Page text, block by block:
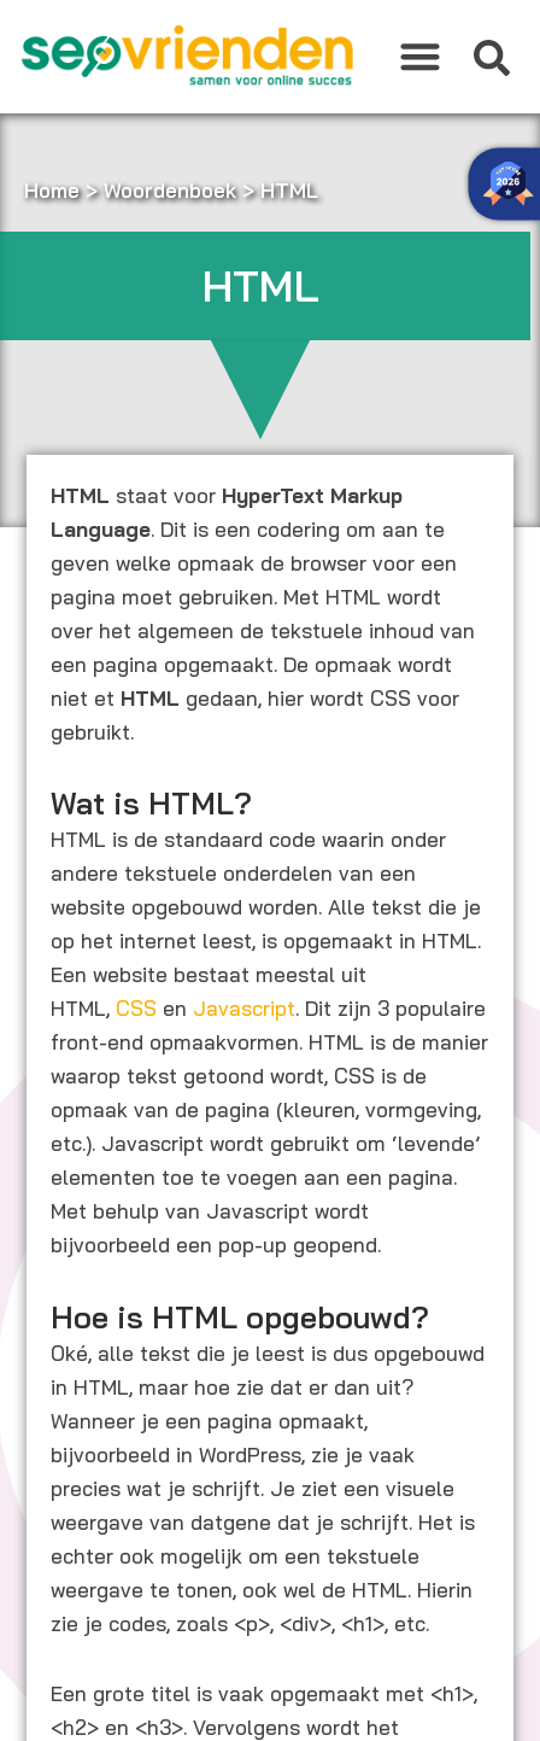
naar
inhoud
Home>Woordenboek>HTML
HTML
HTML staat voor HyperText Markup
Language. Dit is een codering om aan te
geven welke opmaak de browser voor een
pagina moet gebruiken. Met HTML wordt
over het algemeen de tekstuele inhoud van
een pagina opgemaakt. De opmaak wordt
niet et HTML gedaan, hier wordt CSS voor
gebruikt.
Wat is HTML?
HTML is de standaard code waarin onder
andere tekstuele onderdelen van een
website opgebouwd worden. Alle tekst die je
op het internet leest, is opgemaakt in HTML.
Een website bestaat meestal uit
HTML, CSS en Javascript. Dit zijn 3 populaire
front-end opmaakvormen. HTML is de manier
waarop tekst getoond wordt, CSS is de
opmaak van de pagina (kleuren, vormgeving,
etc.). Javascript wordt gebruikt om ‘levende’
elementen toe te voegen aan een pagina.
Met behulp van Javascript wordt
bijvoorbeeld een pop-up geopend.
Hoe is HTML opgebouwd?
Oké, alle tekst die je leest is dus opgebouwd
in HTML, maar hoe zie dat er dan uit?
Wanneer je een pagina opmaakt,
bijvoorbeeld in WordPress, zie je vaak
precies wat je schrijft. Je ziet een visuele
weergave van datgene dat je schrijft. Het is
echter ook mogelijk om een tekstuele
weergave te tonen, ook wel de HTML. Hierin
zie je codes, zoals <p>, <div>, <h1>, etc.
Een grote titel is vaak opgemaakt met <h1>,
<h2> en <h3>. Vervolgens wordt het